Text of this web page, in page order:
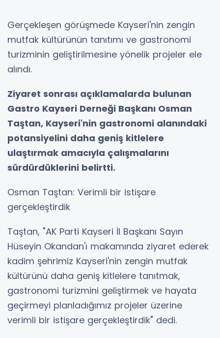
Gerçekleşen görüşmede Kayseri'nin zengin
mutfak kültürünün tanıtımı ve gastronomi
turizminin geliştirilmesine yönelik projeler ele
alındı.
Ziyaret sonrası açıklamalarda bulunan
Gastro Kayseri Derneği Başkanı Osman
Taştan, Kayseri'nin gastronomi alanındaki
potansiyelini daha geniş kitlelere
ulaştırmak amacıyla çalışmalarını
sürdürdüklerini belirtti.
Osman Taştan: Verimli bir istişare
gerçekleştirdik
Taştan, "AK Parti Kayseri İl Başkanı Sayın
Hüseyin Okandan'ı makamında ziyaret ederek
kadim şehrimiz Kayseri'nin zengin mutfak
kültürünü daha geniş kitlelere tanıtmak,
gastronomi turizmini geliştirmek ve hayata
geçirmeyi planladığımız projeler üzerine
verimli bir istişare gerçekleştirdik" dedi.